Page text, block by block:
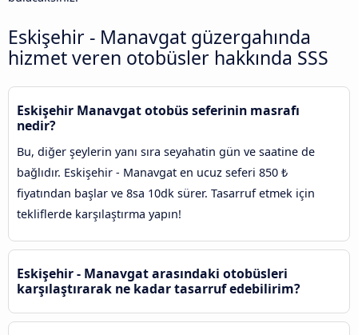
Eskişehir - Manavgat güzergahında
hizmet veren otobüsler hakkında SSS
Eskişehir Manavgat otobüs seferinin masrafı
nedir?
Bu, diğer şeylerin yanı sıra seyahatin gün ve saatine de
bağlıdır. Eskişehir - Manavgat en ucuz seferi 850 ₺
fiyatından başlar ve 8sa 10dk sürer. Tasarruf etmek için
tekliflerde karşılaştırma yapın!
Eskişehir - Manavgat arasındaki otobüsleri
karşılaştırarak ne kadar tasarruf edebilirim?